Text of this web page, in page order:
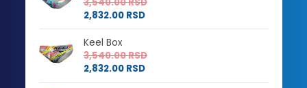
2,832.00 RSD
Keel Box
3,540.00RSD
2,832.00 RSD